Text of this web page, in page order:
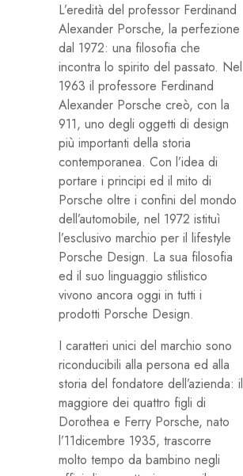
L’eredità del professor Ferdinand
Alexander Porsche, la perfezione
dal 1972: una filosofia che
incontra lo spirito del passato. Nel
1963 il professore Ferdinand
Alexander Porsche creò, con la
911, uno degli oggetti di design
più importanti della storia
contemporanea. Con l’idea di
portare i principi ed il mito di
Porsche oltre i confini del mondo
dell’automobile, nel 1972 istituì
l’esclusivo marchio per il lifestyle
Porsche Design. La sua filosofia
ed il suo linguaggio stilistico
vivono ancora oggi in tutti i
prodotti Porsche Design.
I caratteri unici del marchio sono
riconducibili alla persona ed alla
storia del fondatore dell’azienda: il
maggiore dei quattro figli di
Dorothea e Ferry Porsche, nato
l’11dicembre 1935, trascorre
molto tempo da bambino negli